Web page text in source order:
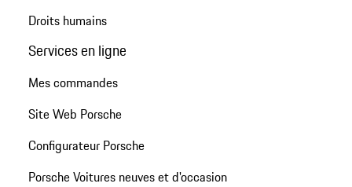
Droits humains
Services en ligne
Mes commandes
Site Web Porsche
Configurateur Porsche
Porsche Voitures neuves et d'occasion